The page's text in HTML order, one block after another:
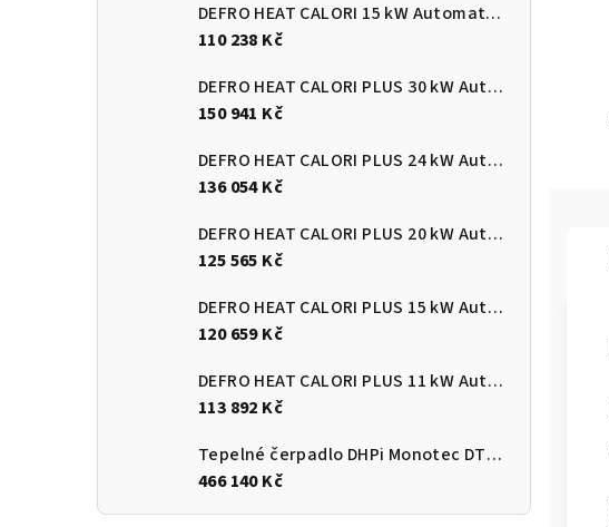
DEFRO HEAT CALORI 15 kW Automatický kotel na pelety
110 238 Kč
DEFRO HEAT CALORI PLUS 30 kW Automatický kotel na pelety
150 941 Kč
DEFRO HEAT CALORI PLUS 24 kW Automatický kotel na pelety
136 054 Kč
DEFRO HEAT CALORI PLUS 20 kW Automatický kotel na pelety
125 565 Kč
DEFRO HEAT CALORI PLUS 15 kW Automatický kotel na pelety
120 659 Kč
DEFRO HEAT CALORI PLUS 11 kW Automatický kotel na pelety
113 892 Kč
Tepelné čerpadlo DHPi Monotec DTi 200 12kW
466 140 Kč